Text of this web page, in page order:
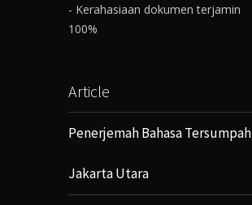
- Kerahasiaan dokumen terjamin
100%
Article
Penerjemah Bahasa Tersumpah
Jakarta Utara